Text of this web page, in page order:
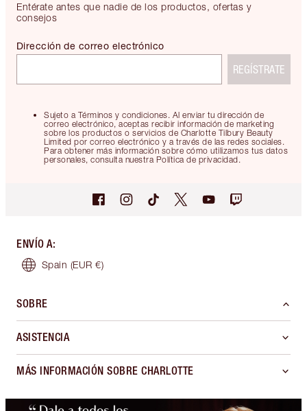
Entérate antes que nadie de los productos, ofertas y
consejos
Sujeto a Términos y condiciones. Al enviar tu dirección de
correo electrónico, aceptas recibir información de marketing
sobre los productos o servicios de Charlotte Tilbury Beauty
Limited por correo electrónico y a través de las redes sociales.
Para obtener más información sobre cómo utilizamos tus datos
personales, consulta nuestra Política de privacidad.
Dirección de correo electrónico
REGÍSTRATE
ENVÍO A:
Spain (EUR €)
SOBRE
ASISTENCIA
MÁS INFORMACIÓN SOBRE CHARLOTTE